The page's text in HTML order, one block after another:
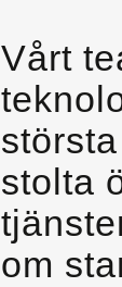
Vårt
stolta
om